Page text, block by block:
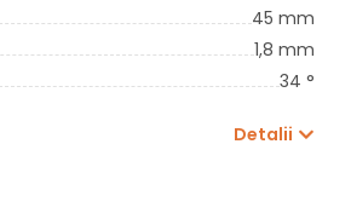
45 mm
1,8 mm
34 °
Detalii